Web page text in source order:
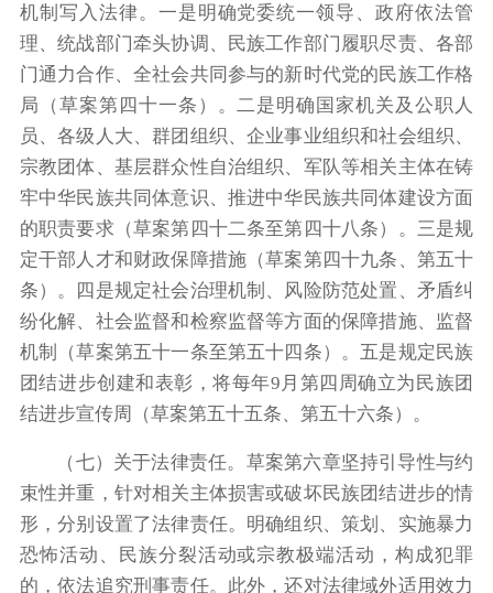
机制写入法律。一是明确党委统一领导、政府依法管
理、统战部门牵头协调、民族工作部门履职尽责、各部
门通力合作、全社会共同参与的新时代党的民族工作格
局（草案第四十一条）。二是明确国家机关及公职人
员、各级人大、群团组织、企业事业组织和社会组织、
宗教团体、基层群众性自治组织、军队等相关主体在铸
牢中华民族共同体意识、推进中华民族共同体建设方面
的职责要求（草案第四十二条至第四十八条）。三是规
定干部人才和财政保障措施（草案第四十九条、第五十
条）。四是规定社会治理机制、风险防范处置、矛盾纠
纷化解、社会监督和检察监督等方面的保障措施、监督
机制（草案第五十一条至第五十四条）。五是规定民族
团结进步创建和表彰，将每年9月第四周确立为民族团
结进步宣传周（草案第五十五条、第五十六条）。
（七）关于法律责任。草案第六章坚持引导性与约
束性并重，针对相关主体损害或破坏民族团结进步的情
形，分别设置了法律责任。明确组织、策划、实施暴力
恐怖活动、民族分裂活动或宗教极端活动，构成犯罪
的，依法追究刑事责任。此外，还对法律域外适用效力